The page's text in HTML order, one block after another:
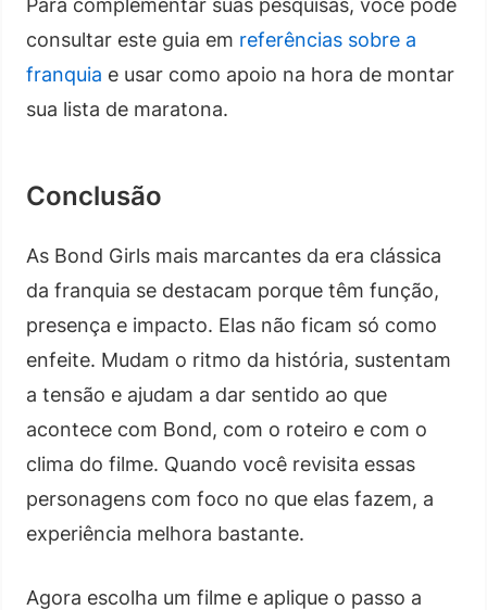
Para complementar suas pesquisas, você pode
consultar este guia em referências sobre a
franquia e usar como apoio na hora de montar
sua lista de maratona.
Conclusão
As Bond Girls mais marcantes da era clássica
da franquia se destacam porque têm função,
presença e impacto. Elas não ficam só como
enfeite. Mudam o ritmo da história, sustentam
a tensão e ajudam a dar sentido ao que
acontece com Bond, com o roteiro e com o
clima do filme. Quando você revisita essas
personagens com foco no que elas fazem, a
experiência melhora bastante.
Agora escolha um filme e aplique o passo a